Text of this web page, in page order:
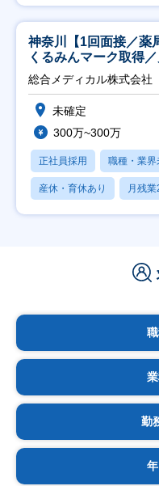
神奈川【1回面接／薬
くるみんマーク取得
総合メディカル株式会社
未確定
300万~300万
正社員採用 職種・業界
産休・育休あり 月残
勤